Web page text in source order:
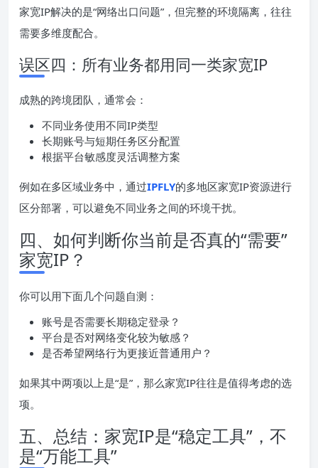
家宽IP解决的是“网络出口问题”，但完整的环境隔离，往往
需要多维度配合。
误区四：所有业务都用同一类家宽IP
成熟的跨境团队，通常会：
不同业务使用不同IP类型
长期账号与短期任务区分配置
根据平台敏感度灵活调整方案
例如在多区域业务中，通过IPFLY的多地区家宽IP资源进行
区分部署，可以避免不同业务之间的环境干扰。
四、如何判断你当前是否真的“需要”
家宽IP？
你可以用下面几个问题自测：
账号是否需要长期稳定登录？
平台是否对网络变化较为敏感？
是否希望网络行为更接近普通用户？
如果其中两项以上是“是”，那么家宽IP往往是值得考虑的选
项。
五、总结：家宽IP是“稳定工具”，不
是“万能工具”